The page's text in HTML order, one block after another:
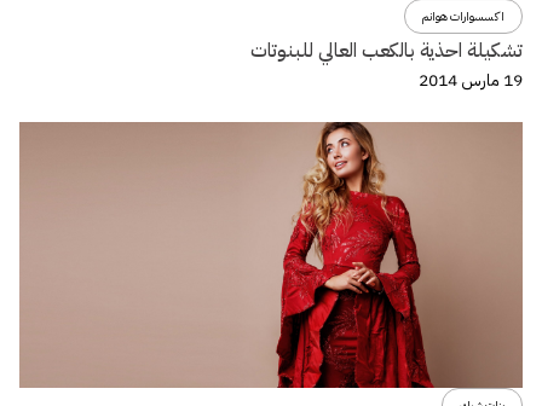
اكسسوارات هوانم
تشكيلة احذية بالكعب العالي للبنوتات
19 مارس 2014